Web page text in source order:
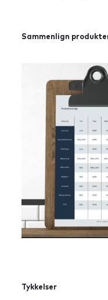
Sammenlign
Tykkelser